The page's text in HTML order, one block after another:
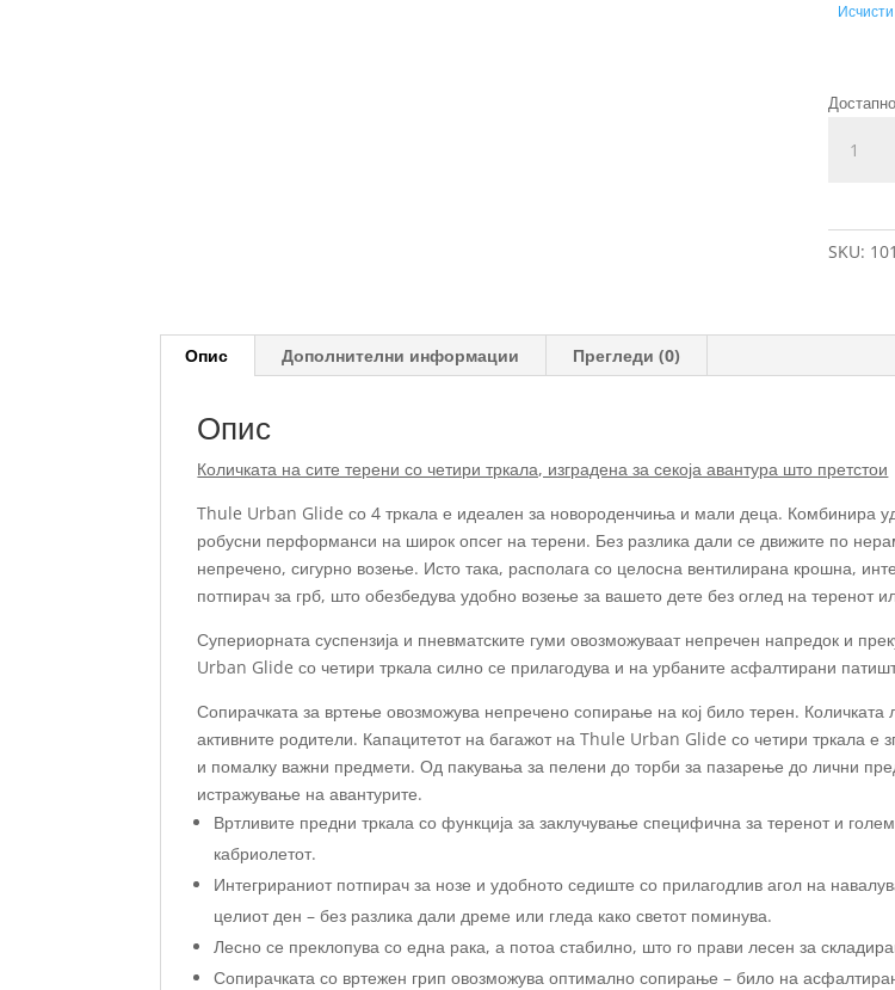
Исчисти
Urban
SKU:
Опис Дополнителни информации Прегледи (0)
Опис
Количката на сите терени со четири тркала, изградена за секоја авантура што претстои
Thule Urban Glide со 4 тркала е идеален за новороденчиња и мали деца. Комбинира
робусни перформанси на широк опсег на терени. Без разлика дали се движите по
непречено, сигурно возење. Исто така, располага со целосна вентилирана крошна,
потпирач за грб, што обезбедува удобно возење за вашето дете без оглед на теренот
Супериорната суспензија и пневматските гуми овозможуваат непречен напредок и
Urban Glide со четири тркала силно се прилагодува и на урбаните асфалтирани
Сопирачката за вртење овозможува непречено сопирање на кој било терен.
активните родители. Капацитетот на багажот на Thule Urban Glide со четири тркала
и помалку важни предмети. Од пакувања за пелени до торби за пазарење до лични
истражување на авантурите.
Вртливите предни тркала со функција за заклучување специфична за теренот и
кабриолетот.
Интегрираниот потпирач за нозе и удобното седиште со прилагодлив агол на
целиот ден – без разлика дали дреме или гледа како светот поминува.
Лесно се преклопува со една рака, а потоа стабилно, што го прави лесен за
Сопирачката со вртежен грип овозможува оптимално сопирање – било на